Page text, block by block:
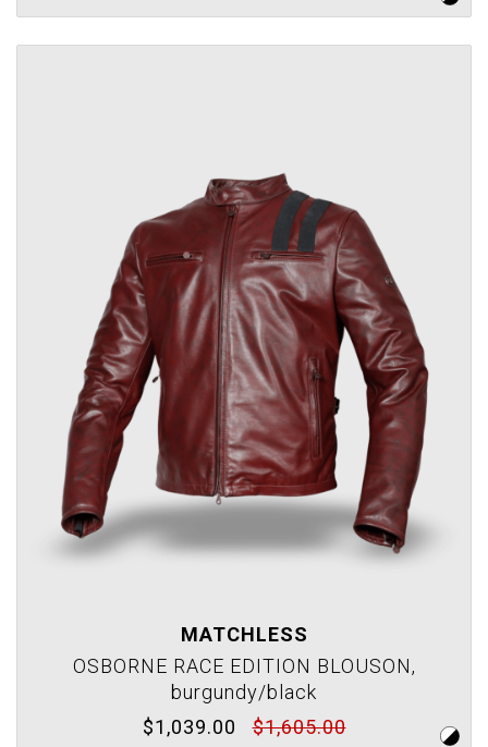
MATCHLESS
OSBORNE RACE EDITION BLOUSON,
burgundy/black
$1,039.00
$1,605.00